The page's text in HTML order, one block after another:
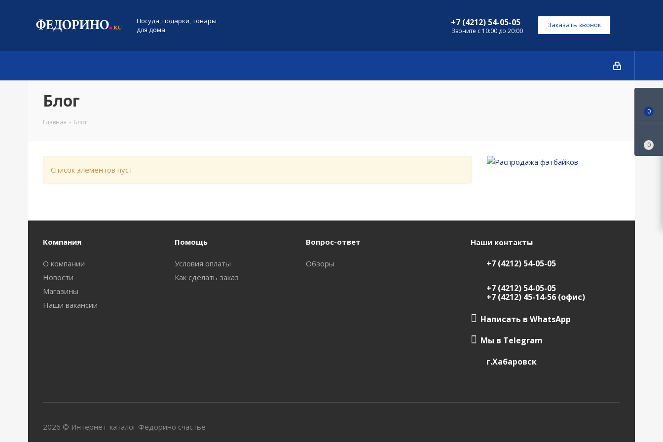
Посуда, подарки, товары
для дома
+7 (4212) 54-05-05
Звоните с 10:00 до 20:00
Заказать звонок
Блог
Главная - Блог
Список элементов пуст
Компания
О компании
Новости
Магазины
Наши вакансии
Помощь
Условия оплаты
Как сделать заказ
Вопрос-ответ
Обзоры
Наши контакты
+7 (4212) 54-05-05
+7 (4212) 54-05-05
+7 (4212) 45-14-56 (офис)
Написать в WhatsApp
Мы в Telegram
г.Хабаровск
2026 © Интернет-каталог Федорино счастье
0
0